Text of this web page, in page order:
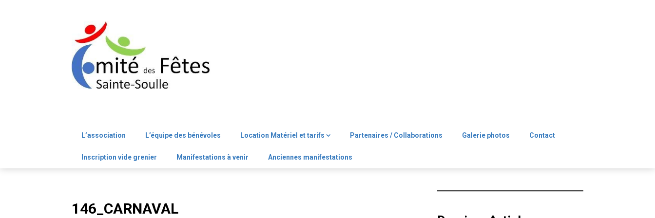
L’association L’équipe des bénévoles Location Matériel et tarifs Partenaires / Collaborations Galerie photos Contact
Inscription vide grenier Manifestations à venir Anciennes manifestations
146_CARNAVAL